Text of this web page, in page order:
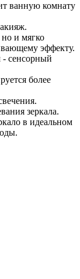
ванную комнату
но и мягко
эффекту.
- сенсорный
более
зеркала.
в идеальном